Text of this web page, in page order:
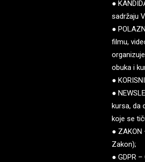
●
sadržaju
●
filmu,
obuka i
●
●
kursa, da
koje se
● ZAKON
Zakon);
● GDPR